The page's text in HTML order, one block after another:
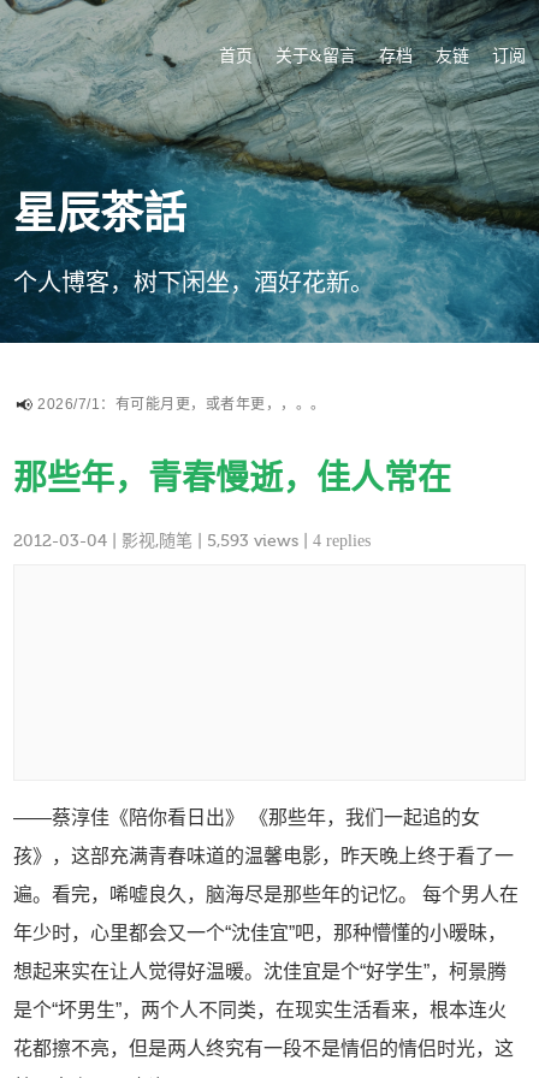
首页 关于&留言 存档 友链 订阅
星辰茶話
个人博客，树下闲坐，酒好花新。
2026/7/1：有可能月更，或者年更，，。。
那些年，青春慢逝，佳人常在
2012-03-04 影视,随笔 | 5,593 views |4 replies
——蔡淳佳《陪你看日出》 《那些年，我们一起追的女
孩》，这部充满青春味道的温馨电影，昨天晚上终于看了一
遍。看完，唏嘘良久，脑海尽是那些年的记忆。 每个男人在
年少时，心里都会又一个“沈佳宜”吧，那种懵懂的小暧昧，
想起来实在让人觉得好温暖。沈佳宜是个“好学生”，柯景腾
是个“坏男生”，两个人不同类，在现实生活看来，根本连火
花都擦不亮，但是两人终究有一段不是情侣的情侣时光，这